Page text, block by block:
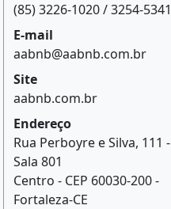
(85) 3226-1020 / 3254-5341
E-mail
aabnb@aabnb.com.br
Site
aabnb.com.br
Endereço
Rua Perboyre e Silva, 111 -
Sala 801
Centro - CEP 60030-200 -
Fortaleza-CE